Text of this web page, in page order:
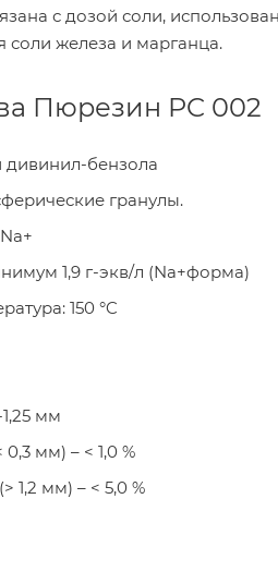
с дозой соли,
соли железа и марганца.
Пюрезин PC 002
дивинил-бензола
гранулы.
1,9 г-экв/л (Na+форма)
150 °C
мм
мм) – < 1,0 %
1,2 мм) – < 5,0 %